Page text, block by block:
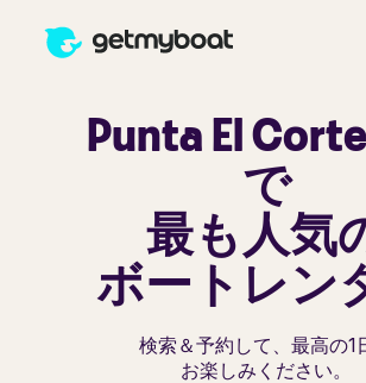
Punta El
で
最も人気
ボートレン
検索＆予約して、最高の1
お楽しみください。